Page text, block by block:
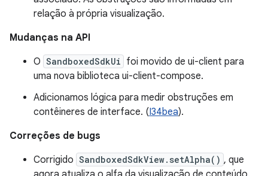
relação à própria visualização.
Mudanças na API
O SandboxedSdkUi foi movido de ui-client para
uma nova biblioteca ui-client-compose.
Adicionamos lógica para medir obstruções em
contêineres de interface. (I34bea).
Correções de bugs
Corrigido SandboxedSdkView.setAlpha() , que